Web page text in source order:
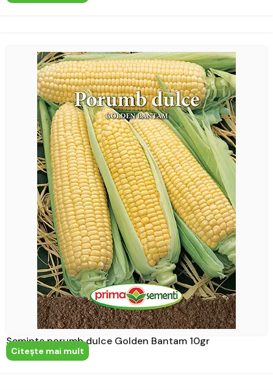
Seminte porumb dulce Golden Bantam 10gr
Citeşte mai mult